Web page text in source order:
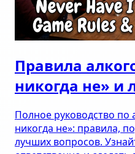
Правила
никогда не» и
Полное руководство по
никогда не»: правила,
лучших вопросов.